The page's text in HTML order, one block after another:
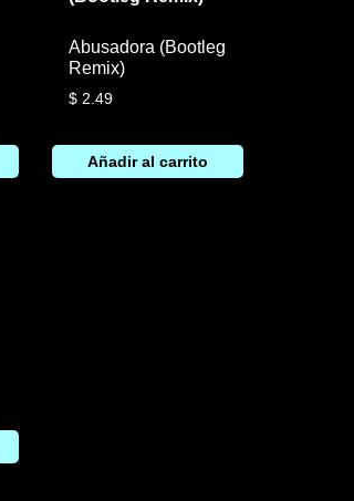
Abusadora (Bootleg
Remix)
$ 2.49
Añadir al carrito